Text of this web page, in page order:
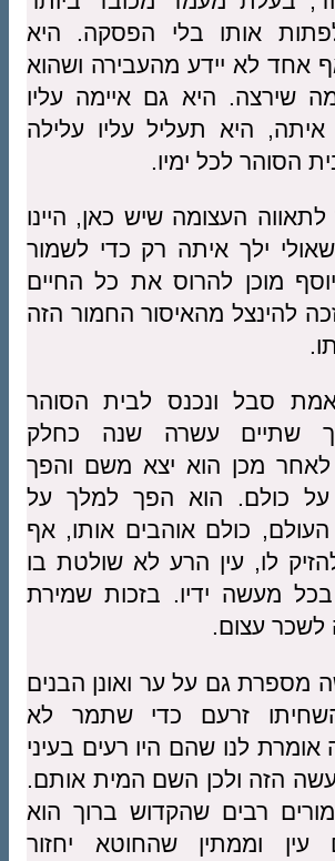
אותו בלי הפסקה. היא
לא יידע מהעבירה ושהוא
שירצה. היא גם איימה עליו
היא תעליל עליו עלילה
הסוהר לכל ימיו.
העצומה שיש כאן, היינו
ילך איתה רק כדי לשמור
מוכן להרוס את כל החיים
להינצל מהאיסור החמור הזה
סבל ונכנס לבית הסוהר
שתיים עשרה שנה כחלק
לאחר מכן הוא יצא משם והפך
כולם. הוא הפך למלך על
כולם אוהבים אותו, אף
לו, עין הרע לא שולטת בו
מעשה ידיו. בזכות שמירת
עצום.
גם על ער ואונן הבנים
זרעם כדי שתמר לא
לנו שהם היו רעים בעיני
הזה ולכן השם המית אותם.
רבים שהקדוש ברוך הוא
עין וממתין שהחוטא יחזור